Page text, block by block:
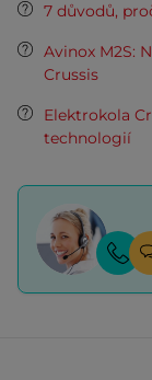
7 důvodů,
Avinox M2S:
Crussis
Elektrokola
technologií